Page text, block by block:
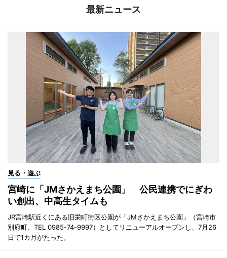
最新ニュース
見る・遊ぶ
宮崎に「JMさかえまち公園」 公民連携でにぎわ
い創出、中高生タイムも
JR宮崎駅近くにある旧栄町街区公園が「JMさかえまち公園」（宮崎市
別府町、TEL 0985-74-9997）としてリニューアルオープンし、7月26
日で1カ月がたった。